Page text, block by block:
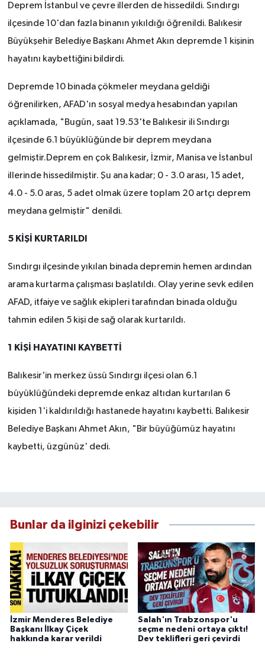
Deprem İstanbul ve çevre illerden de hissedildi. Sındırgı
ilçesinde 10'dan fazla binanın yıkıldığı öğrenildi. Balıkesir
Büyükşehir Belediye Başkanı Ahmet Akın depremde 1 kişinin
hayatını kaybettiğini bildirdi.
Depremde 10 binada çökmeler meydana geldiği
öğrenilirken, AFAD'ın sosyal medya hesabından yapılan
açıklamada, "Bugün, saat 19.53'te Balıkesir ili Sındırgı
ilçesinde 6.1 büyüklüğünde bir deprem meydana
gelmiştir.Deprem en çok Balıkesir, İzmir, Manisa ve İstanbul
illerinde hissedilmiştir. Şu ana kadar; 0 - 3.0 arası, 15 adet,
4.0 - 5.0 aras, 5 adet olmak üzere toplam 20 artçı deprem
meydana gelmiştir" denildi.
5 KİŞİ KURTARILDI
Sındırgı ilçesinde yıkılan binada depremin hemen ardından
arama kurtarma çalışması başlatıldı. Olay yerine sevk edilen
AFAD, itfaiye ve sağlık ekipleri tarafından binada olduğu
tahmin edilen 5 kişi de sağ olarak kurtarıldı.
1 KİŞİ HAYATINI KAYBETTİ
Balıkesir'in merkez üssü Sındırgı ilçesi olan 6.1
büyüklüğündeki depremde enkaz altıdan kurtarılan 6
kişiden 1'i kaldırıldığı hastanede hayatını kaybetti. Balıkesir
Belediye Başkanı Ahmet Akın, "Bir büyüğümüz hayatını
kaybetti, üzgünüz' dedi.
Bunlar da ilginizi çekebilir
İzmir Menderes Belediye
Başkanı İlkay Çiçek
hakkında karar verildi
Salah'ın Trabzonspor'u
seçme nedeni ortaya çıktı!
Dev teklifleri geri çevirdi